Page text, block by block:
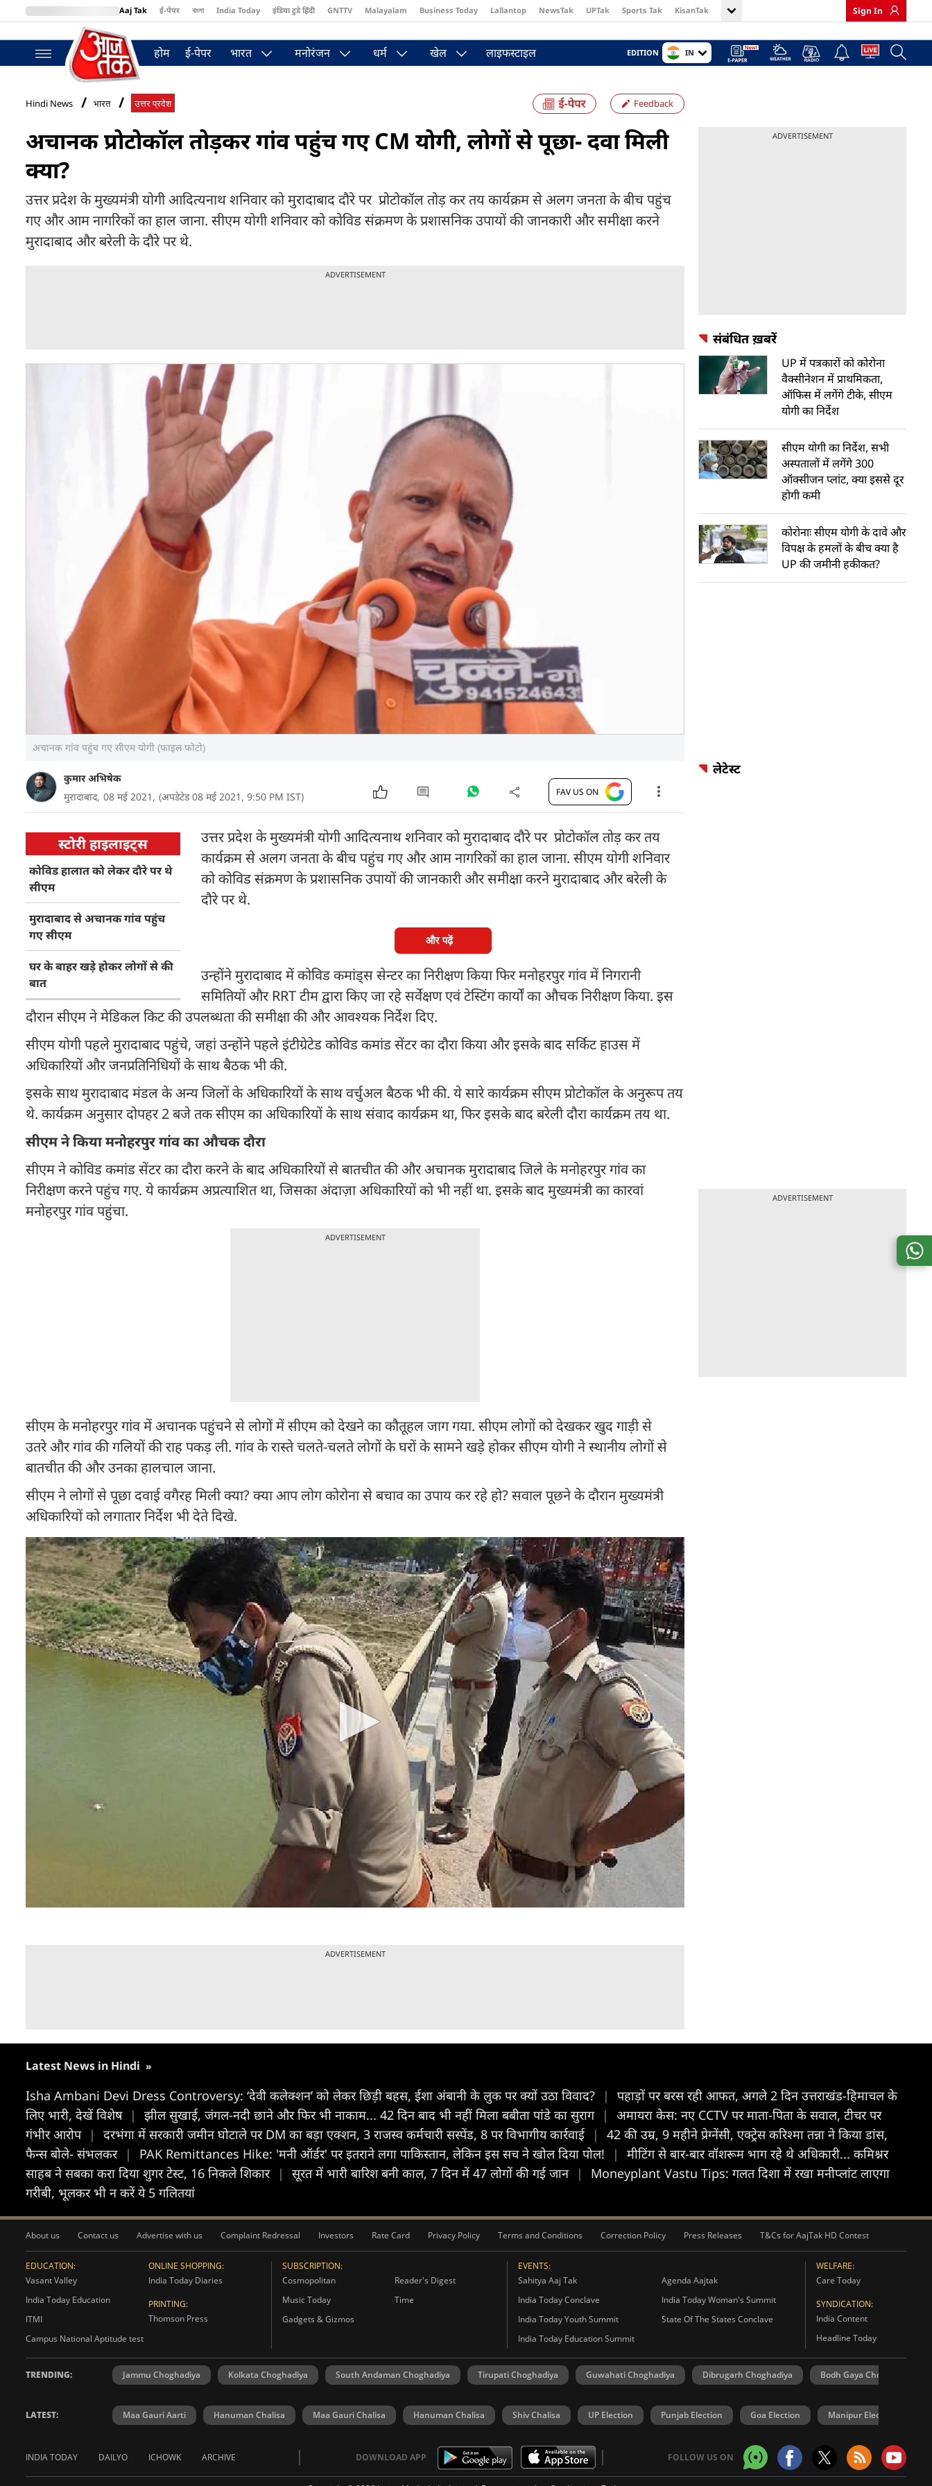
Aaj Tak ई-पेपर বাংলা India Today इंडिया टुडे हिंदी GNTTV Malayalam Business Today Lallantop NewsTak UPTak Sports Tak KisanTak
BT Bazaar
Sign In
होम ई-पेपर भारत मनोरंजन धर्म खेल लाइफस्टाइल EDITION IN
Hindi News भारत उत्तर प्रदेश Feedback
अचानक प्रोटोकॉल तोड़कर गांव पहुंच गए CM योगी, लोगों से पूछा- दवा मिली
क्या?
उत्तर प्रदेश के मुख्यमंत्री योगी आदित्यनाथ शनिवार को मुरादाबाद दौरे पर प्रोटोकॉल तोड़ कर तय कार्यक्रम से अलग जनता के बीच पहुंच
गए और आम नागरिकों का हाल जाना. सीएम योगी शनिवार को कोविड संक्रमण के प्रशासनिक उपायों की जानकारी और समीक्षा करने
मुरादाबाद और बरेली के दौरे पर थे.
ADVERTISEMENT
अचानक गांव पहुंच गए सीएम योगी (फाइल फोटो)
कुमार अभिषेक
मुरादाबाद, 08 मई 2021, (अपडेटेड 08 मई 2021, 9:50 PM IST) FAV US ON
स्टोरी हाइलाइट्स
कोविड हालात को लेकर दौरे पर थे
सीएम
मुरादाबाद से अचानक गांव पहुंच
गए सीएम
घर के बाहर खड़े होकर लोगों से की
बात
उत्तर प्रदेश के मुख्यमंत्री योगी आदित्यनाथ शनिवार को मुरादाबाद दौरे पर प्रोटोकॉल तोड़ कर तय
कार्यक्रम से अलग जनता के बीच पहुंच गए और आम नागरिकों का हाल जाना. सीएम योगी शनिवार
को कोविड संक्रमण के प्रशासनिक उपायों की जानकारी और समीक्षा करने मुरादाबाद और बरेली के
दौरे पर थे.
और पढ़ें
उन्होंने मुरादाबाद में कोविड कमांड्स सेन्टर का निरीक्षण किया फिर मनोहरपुर गांव में निगरानी
समितियों और RRT टीम द्वारा किए जा रहे सर्वेक्षण एवं टेस्टिंग कार्यों का औचक निरीक्षण किया. इस
दौरान सीएम ने मेडिकल किट की उपलब्धता की समीक्षा की और आवश्यक निर्देश दिए.
सीएम योगी पहले मुरादाबाद पहुंचे, जहां उन्होंने पहले इंटीग्रेटेड कोविड कमांड सेंटर का दौरा किया और इसके बाद सर्किट हाउस में
अधिकारियों और जनप्रतिनिधियों के साथ बैठक भी की.
इसके साथ मुरादाबाद मंडल के अन्य जिलों के अधिकारियों के साथ वर्चुअल बैठक भी की. ये सारे कार्यक्रम सीएम प्रोटोकॉल के अनुरूप तय
थे. कार्यक्रम अनुसार दोपहर 2 बजे तक सीएम का अधिकारियों के साथ संवाद कार्यक्रम था, फिर इसके बाद बरेली दौरा कार्यक्रम तय था.
सीएम ने किया मनोहरपुर गांव का औचक दौरा
सीएम ने कोविड कमांड सेंटर का दौरा करने के बाद अधिकारियों से बातचीत की और अचानक मुरादाबाद जिले के मनोहरपुर गांव का
निरीक्षण करने पहुंच गए. ये कार्यक्रम अप्रत्याशित था, जिसका अंदाज़ा अधिकारियों को भी नहीं था. इसके बाद मुख्यमंत्री का कारवां
मनोहरपुर गांव पहुंचा.
ADVERTISEMENT
सीएम के मनोहरपुर गांव में अचानक पहुंचने से लोगों में सीएम को देखने का कौतूहल जाग गया. सीएम लोगों को देखकर खुद गाड़ी से
उतरे और गांव की गलियों की राह पकड़ ली. गांव के रास्ते चलते-चलते लोगों के घरों के सामने खड़े होकर सीएम योगी ने स्थानीय लोगों से
बातचीत की और उनका हालचाल जाना.
सीएम ने लोगों से पूछा दवाई वगैरह मिली क्या? क्या आप लोग कोरोना से बचाव का उपाय कर रहे हो? सवाल पूछने के दौरान मुख्यमंत्री
अधिकारियों को लगातार निर्देश भी देते दिखे.
ADVERTISEMENT
ADVERTISEMENT
संबंधित ख़बरें
UP में पत्रकारों को कोरोना
वैक्सीनेशन में प्राथमिकता,
ऑफिस में लगेंगे टीके, सीएम
योगी का निर्देश
सीएम योगी का निर्देश, सभी
अस्पतालों में लगेंगे 300
ऑक्सीजन प्लांट, क्या इससे दूर
होगी कमी
कोरोनाः सीएम योगी के दावे और
विपक्ष के हमलों के बीच क्या है
UP की जमीनी हकीकत?
लेटेस्ट
ADVERTISEMENT
Latest News in Hindi »
Isha Ambani Devi Dress Controversy: ‘देवी कलेक्शन’ को लेकर छिड़ी बहस, ईशा अंबानी के लुक पर क्यों उठा विवाद? |
पहाड़ों पर बरस रही आफत, अगले 2 दिन उत्तराखंड-हिमाचल के
लिए भारी, देखें विशेष | झील सुखाई, जंगल-नदी छाने और फिर भी नाकाम... 42 दिन बाद भी नहीं मिला बबीता पांडे का सुराग |
अमायरा केस: नए CCTV पर माता-पिता के सवाल, टीचर पर
गंभीर आरोप | दरभंगा में सरकारी जमीन घोटाले पर DM का बड़ा एक्शन, 3 राजस्व कर्मचारी सस्पेंड, 8 पर विभागीय कार्रवाई |
42 की उम्र, 9 महीने प्रेग्नेंसी, एक्ट्रेस करिश्मा तन्ना ने किया डांस,
फैन्स बोले- संभलकर | PAK Remittances Hike: 'मनी ऑर्डर' पर इतराने लगा पाकिस्तान, लेकिन इस सच ने खोल दिया पोल! |
मीटिंग से बार-बार वॉशरूम भाग रहे थे अधिकारी... कमिश्नर
साहब ने सबका करा दिया शुगर टेस्ट, 16 निकले शिकार | सूरत में भारी बारिश बनी काल, 7 दिन में 47 लोगों की गई जान |
Moneyplant Vastu Tips: गलत दिशा में रखा मनीप्लांट लाएगा
गरीबी, भूलकर भी न करें ये 5 गलितयां
About us Contact us Advertise with us Complaint Redressal Investors Rate Card Privacy Policy Terms and Conditions Correction Policy Press Releases T&Cs for AajTak HD Contest
EDUCATION:
Vasant Valley
India Today Education
ITMI
Campus National Aptitude test
ONLINE SHOPPING:
India Today Diaries
PRINTING:
Thomson Press
SUBSCRIPTION:
Cosmopolitan
Reader's Digest
Music Today
Time
Gadgets & Gizmos
EVENTS:
Sahitya Aaj Tak
Agenda Aajtak
India Today Conclave
India Today Woman's Summit
India Today Youth Summit
State Of The States Conclave
India Today Education Summit
WELFARE:
Care Today
SYNDICATION:
India Content
Headline Today
TRENDING: Jammu Choghadiya Kolkata Choghadiya South Andaman Choghadiya Tirupati Choghadiya Guwahati Choghadiya Dibrugarh Choghadiya Bodh Gaya Choghadiya
LATEST: Maa Gauri Aarti Hanuman Chalisa Maa Gauri Chalisa Hanuman Chalisa Shiv Chalisa UP Election Punjab Election Goa Election Manipur Election
INDIA TODAY DAILYO ICHOWK ARCHIVE DOWNLOAD APP FOLLOW US ON